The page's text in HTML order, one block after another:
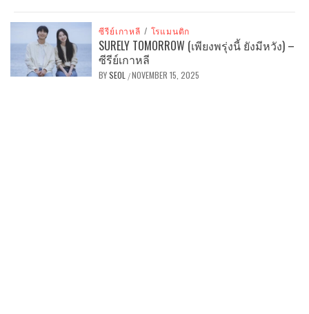
ซีรีย์เกาหลี / โรแมนติก
SURELY TOMORROW (เพียงพรุ่งนี้ ยังมีหวัง) –
ซีรีย์เกาหลี
BYSEOL /NOVEMBER 15, 2025